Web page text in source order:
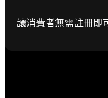
讓消費者無需註冊即